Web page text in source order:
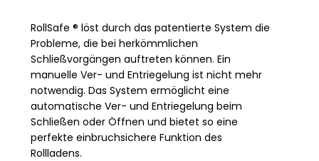
RollSafe ® löst durch das patentierte System die
Probleme, die bei herkömmlichen
Schließvorgängen auftreten können. Ein
manuelle Ver- und Entriegelung ist nicht mehr
notwendig. Das System ermöglicht eine
automatische Ver- und Entriegelung beim
Schließen oder Öffnen und bietet so eine
perfekte einbruchsichere Funktion des
Rollladens.